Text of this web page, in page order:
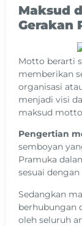
Maksud
Gerakan
Motto berarti
memberikan
organisasi
menjadi visi
maksud
Pengertian
semboyan
Pramuka
sesuai
Sedangkan
berhubungan
oleh seluruh